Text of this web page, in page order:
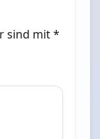
sind mit*